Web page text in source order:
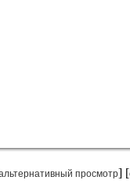
просмотр] [